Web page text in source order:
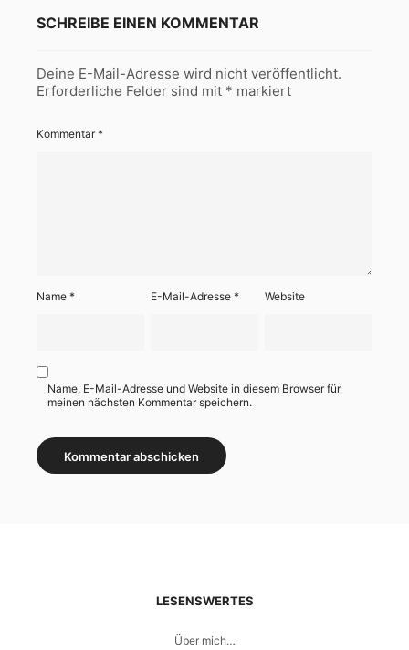
SCHREIBE EINEN KOMMENTAR
Deine E-Mail-Adresse wird nicht veröffentlicht.
Erforderliche Felder sind mit * markiert
Kommentar*
Name * E-Mail-Adresse* Website
Name, E-Mail-Adresse und Website in diesem Browser für
meinen nächsten Kommentar speichern.
LESENSWERTES
Über mich…